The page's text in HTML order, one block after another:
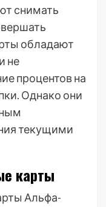
снимать
обладают
не
процентов на
Однако они
текущими
карты
Альфа-